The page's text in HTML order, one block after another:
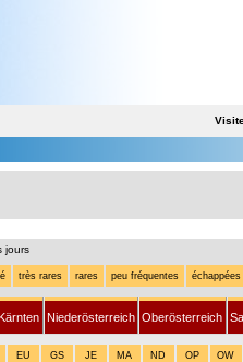
jours
très rares rares peu fréquentes échappées
Niederösterreich Oberösterreich
EU GS JE MA ND OP OW